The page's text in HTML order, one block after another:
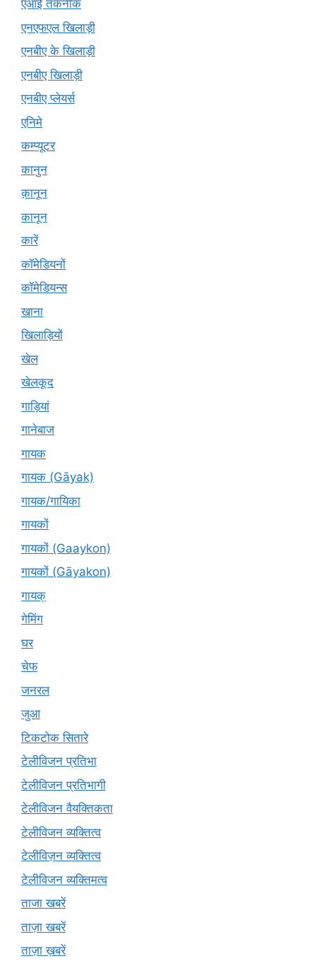
एआई तकनीक
एनएफएल खिलाड़ी
एनबीए के खिलाड़ी
एनबीए खिलाड़ी
एनबीए प्लेयर्स
एनिमे
कम्प्यूटर
कानुन
क़ानून
कानून
कारें
कॉमेडियनों
कॉमेडियन्स
खाना
खिलाड़ियों
खेल
खेलकूद
गाड़ियां
गानेबाज
गायक
गायक (Gāyak)
गायक/गायिका
गायकों
गायकों (Gaaykon)
गायकों (Gāyakon)
गायक्
गेमिंग
घर
चेफ
जनरल
जुआ
टिकटोक सितारे
टेलीविजन प्रतिभा
टेलीविजन प्रतिभागी
टेलीविजन वैयक्तिकता
टेलीविजन व्यक्तित्व
टेलीविज़न व्यक्तित्व
टेलीविजन व्यक्तिमत्व
ताजा खबरें
ताज़ा खबरें
ताज़ा ख़बरें